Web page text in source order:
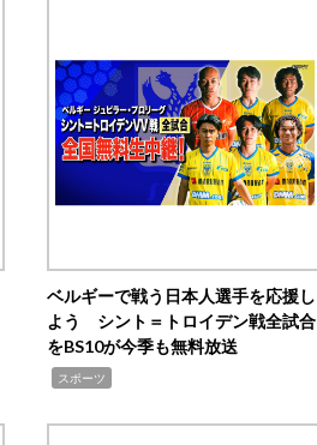
ベルギーで戦う日本人選手を応援し
よう シント＝トロイデン戦全試合
をBS10が今季も無料放送
スポーツ